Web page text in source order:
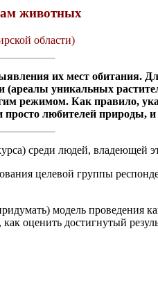
животных
области)
их мест обитания.
уникальных
режимом. Как правило,
любителей природы, и
среди людей, владеющей
целевой группы
модель проведения
оценить достигнутый